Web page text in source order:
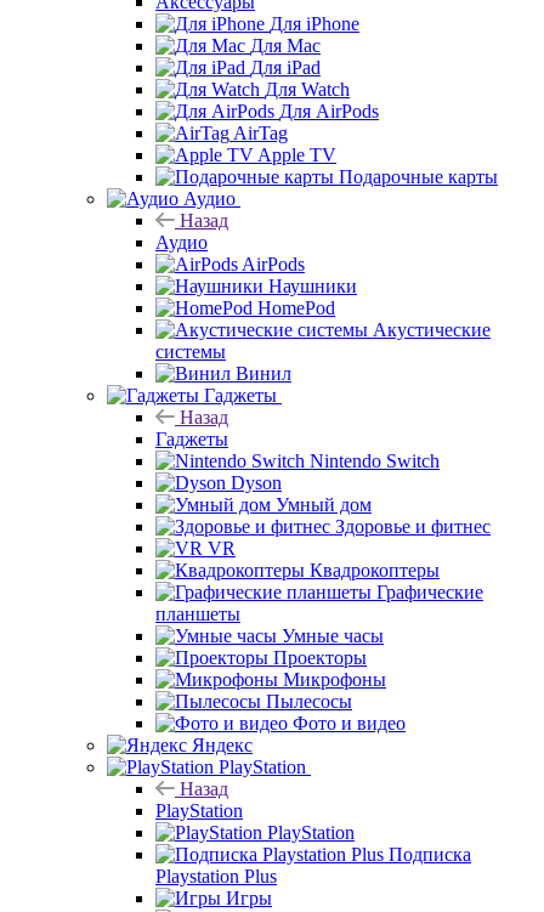
Для iPhone
Для Mac
Для iPad
Для Watch
Для AirPods
AirTag
Apple TV
Подарочные карты
Аудио
Назад
Аудио
AirPods
Наушники
HomePod
Акустические
системы
Винил
Гаджеты
Назад
Гаджеты
Nintendo Switch
Dyson
Умный дом
Здоровье и фитнес
VR
Квадрокоптеры
Графические
планшеты
Умные часы
Проекторы
Микрофоны
Пылесосы
Фото и видео
Яндекс
PlayStation
Назад
PlayStation
PlayStation
Подписка
Playstation Plus
Игры